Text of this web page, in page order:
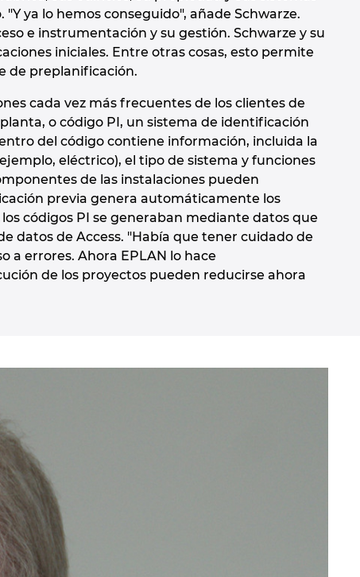
ya lo hemos conseguido", añade Schwarze.
e instrumentación y su gestión. Schwarze y su
iniciales. Entre otras cosas, esto permite
de preplanificación.
cada vez más frecuentes de los clientes de
o código PI, un sistema de identificación
del código contiene información, incluida la
eléctrico), el tipo de sistema y funciones
de las instalaciones pueden
previa genera automáticamente los
códigos PI se generaban mediante datos que
datos de Access. "Había que tener cuidado de
a errores. Ahora EPLAN lo hace
de los proyectos pueden reducirse ahora